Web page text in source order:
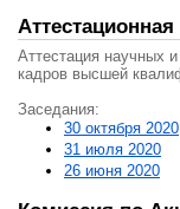
Аттестация научных
кадров высшей
Заседания:
30 октября 2020
31 июля 2020
26 июня 2020